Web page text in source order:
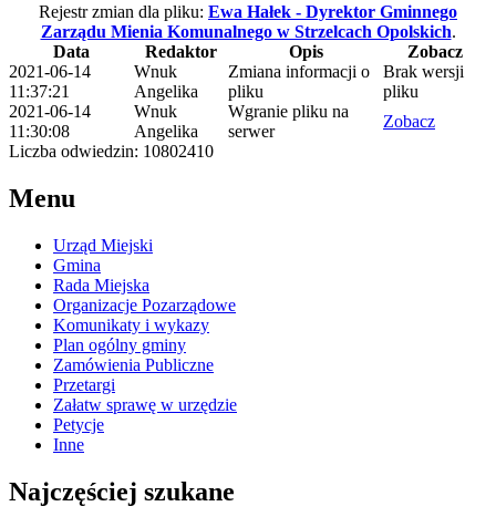
Rejestr zmian dla pliku: Ewa Hałek - Dyrektor Gminnego
Zarządu Mienia Komunalnego w Strzelcach Opolskich.
Data
Redaktor Opis
Zobacz
2021-06-14
11:37:21
Wnuk
Angelika
Zmiana informacji o
pliku
Brak wersji
pliku
2021-06-14
11:30:08
Wnuk
Angelika
Wgranie pliku na
serwer
Zobacz
Liczba odwiedzin: 10802410
Menu
Urząd Miejski
Gmina
Rada Miejska
Organizacje Pozarządowe
Komunikaty i wykazy
Plan ogólny gminy
Zamówienia Publiczne
Przetargi
Załatw sprawę w urzędzie
Petycje
Inne
Najczęściej szukane